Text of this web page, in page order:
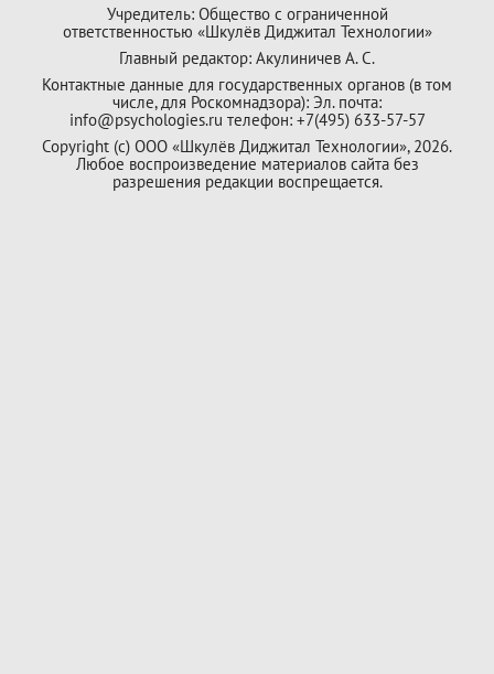
Учредитель: Общество с ограниченной
ответственностью «Шкулёв Диджитал Технологии»
Главный редактор: Акулиничев А. С.
Контактные данные для государственных органов (в том
числе, для Роскомнадзора): Эл. почта:
info@psychologies.ru телефон: +7(495) 633-57-57
Copyright (с) ООО «Шкулёв Диджитал Технологии», 2026.
Любое воспроизведение материалов сайта без
разрешения редакции воспрещается.